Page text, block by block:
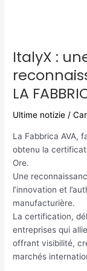
ItalyX :
LA
Ultime notizie /
La Fabbrica AVA,
obtenu la
Ore.
Une
l’innovation et
manufacturière.
La certification,
entreprises qui
offrant visibilité,
marchés
une
nouvelle
reconnaissance
importante
LA
FABBRICA
AVA